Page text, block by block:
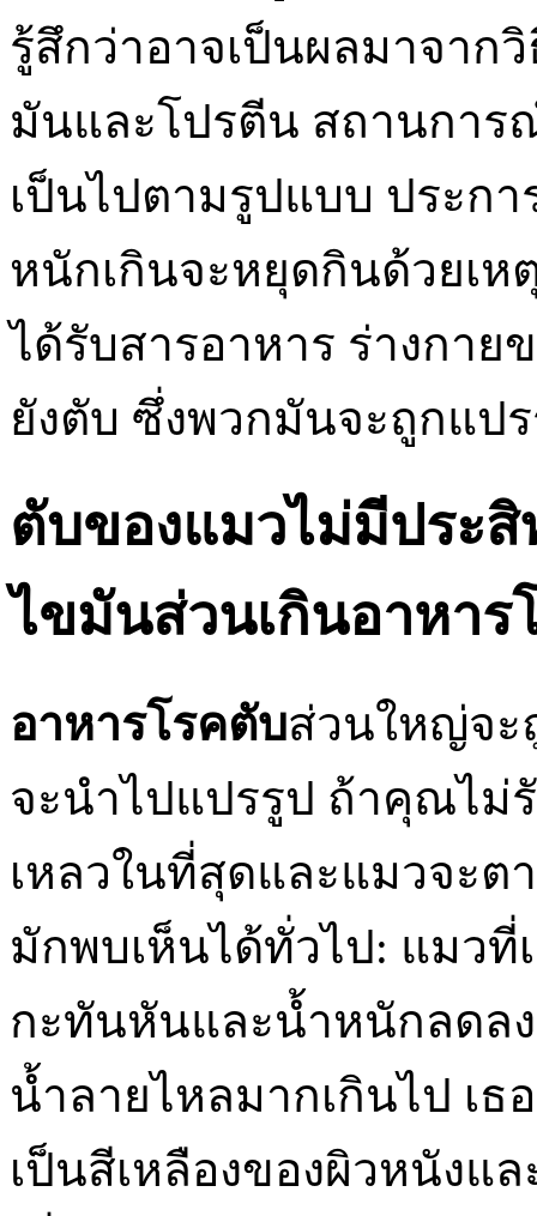
รู้สึกว่าอาจเป็นผลมาจาก
มันและโปรตีน สถานการ
เป็นไปตามรูปแบบ ประก
หนักเกินจะหยุดกินด้วยเห
ได้รับสารอาหาร ร่างกาย
ยังตับ ซึ่งพวกมันจะถูกแปร
ตับของแมวไม่มีประ
ไขมันส่วนเกินอาหาร
อาหารโรคตับส่วนใหญ่จะ
จะนำไปแปรรูป ถ้าคุณไม่
เหลวในที่สุดและแมวจะต
มักพบเห็นได้ทั่วไป: แมวที่
กะทันหันและน้ำหนักลดลง
น้ำลายไหลมากเกินไป เธ
เป็นสีเหลืองของผิวหนังแ